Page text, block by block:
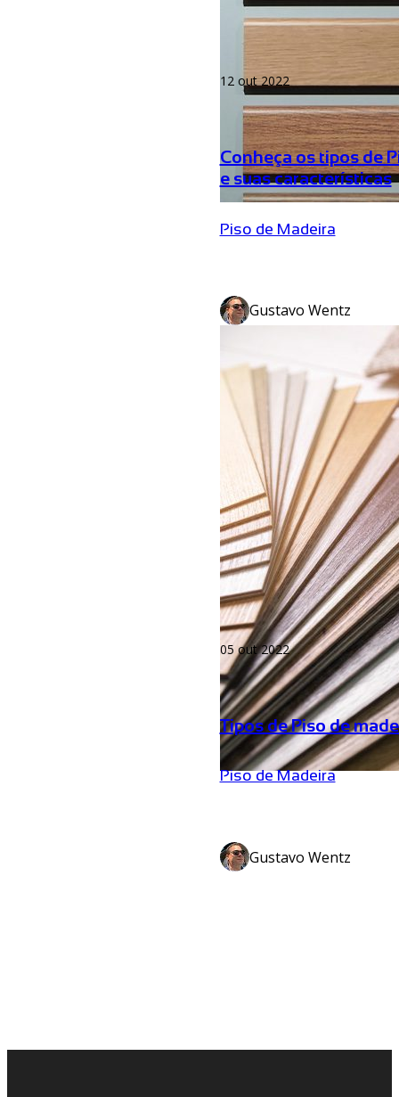
12 out 2022
Conheça os tipos de
e suas características
Piso de Madeira
Gustavo Wentz
05 out 2022
Tipos de Piso de
Piso de Madeira
Gustavo Wentz